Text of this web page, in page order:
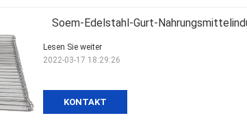
Soem-Edelstahl-Gurt-
KONTAKT
Lesen Sie weiter
2022-03-17 18:29:26